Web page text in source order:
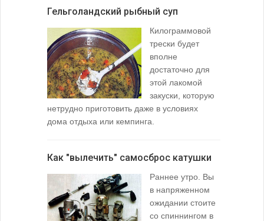
Гельголандский рыбный суп
Килограммовой
трески будет
вполне
достаточно для
этой лакомой
закуски, которую
нетрудно приготовить даже в условиях
дома отдыха или кемпинга.
Как "вылечить" самосброс катушки
Раннее утро. Вы
в напряженном
ожидании стоите
со спиннингом в